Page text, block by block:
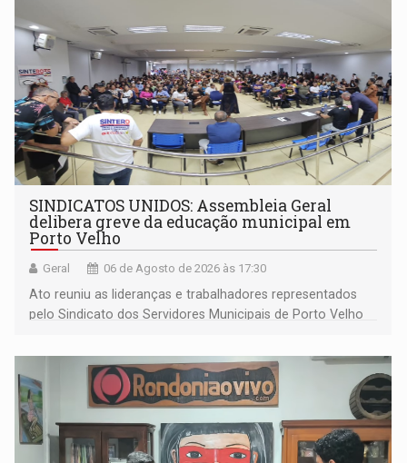
SINDICATOS UNIDOS: Assembleia Geral
delibera greve da educação municipal em
Porto Velho
Geral 06 de Agosto de 2026 às 17:30
Ato reuniu as lideranças e trabalhadores representados
pelo Sindicato dos Servidores Municipais de Porto Velho